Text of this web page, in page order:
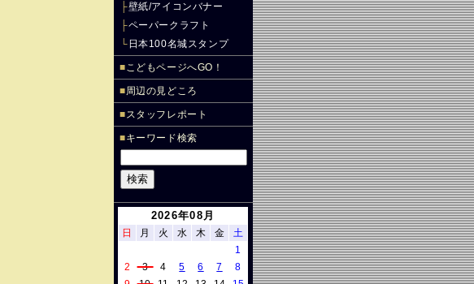
├壁紙/アイコンバナー
├ペーパークラフト
└ 日本100名城スタンプ
■こどもページへGO！
■周辺の見どころ
■スタッフレポート
■キーワード検索
2026年08月
日 月 火 水 木 金
土
1
2
3 4 5 6 7
8